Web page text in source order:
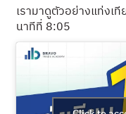
เรามาดูตัวอย่างแท่งเ
นาทีที่ 8:05